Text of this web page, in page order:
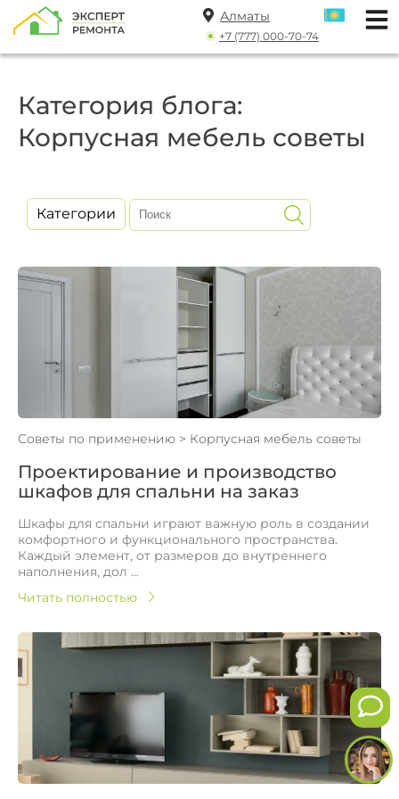
Алматы
+7 (777) 000-70-74
Категория блога:
Корпусная мебель советы
Категории
Советы по применению > Корпусная мебель советы
Проектирование и производство
шкафов для спальни на заказ
Шкафы для спальни играют важную роль в создании
комфортного и функционального пространства.
Каждый элемент, от размеров до внутреннего
наполнения, дол ...
Читать полностью